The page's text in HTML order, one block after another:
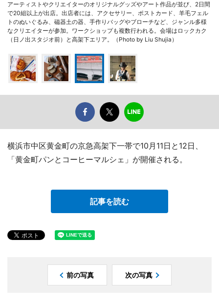
アーティストやクリエイターのオリジナルグッズやアート作品が並び、2日間
で20組以上が出店。出店者には、アクセサリー、ポストカード、羊毛フェル
トのぬいぐるみ、磁器土の器、手作りバッグやブローチなど、ジャンル多様
なクリエイターが参加。ワークショップも複数行われる。会場はロックカク
（日ノ出スタジオ前）と高架下エリア。（Photo by Liu Shujia）
横浜市中区黄金町の京急高架下一帯で10月11日と12日、
「黄金町パンとコーヒーマルシェ」が開催される。
記事を読む
前の写真 次の写真